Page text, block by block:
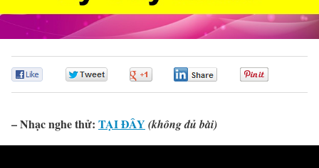
– Nhạc nghe thử: TẠI ĐÂY (không đủ bài)